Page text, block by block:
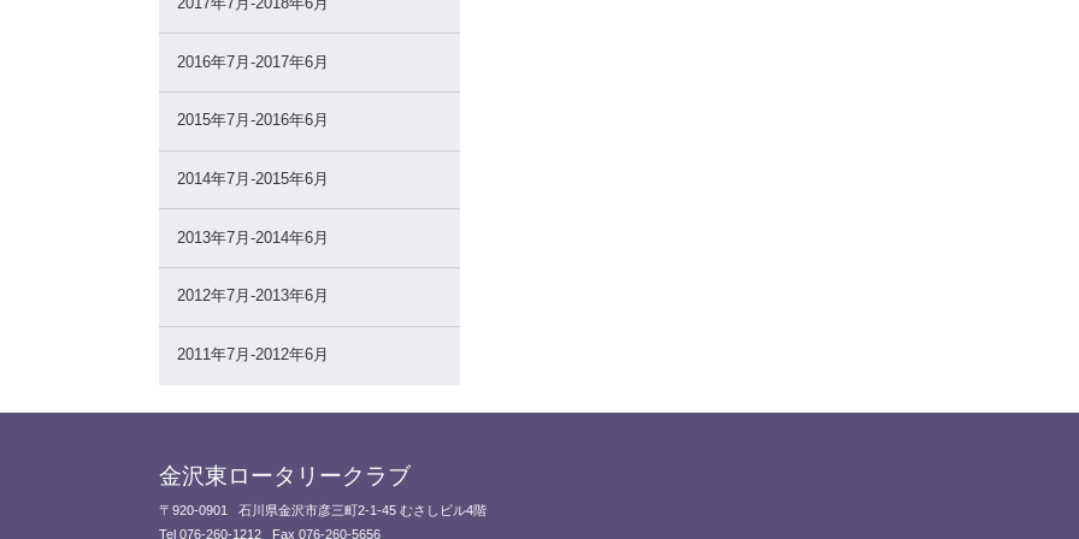
2016年7月-2017年6月
2015年7月-2016年6月
2014年7月-2015年6月
2013年7月-2014年6月
2012年7月-2013年6月
2011年7月-2012年6月
金沢東ロータリークラブ
〒920-0901
石川県金沢市彦三町2-1-45 むさしビル4階
Tel 076-260-1212
Fax 076-260-5656